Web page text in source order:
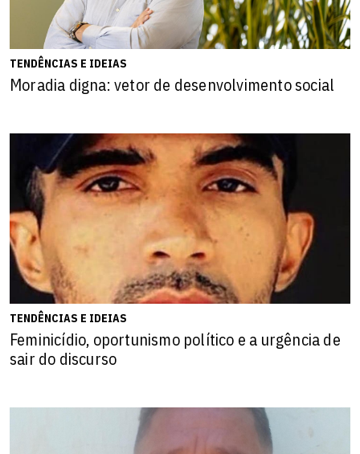
TENDÊNCIAS E IDEIAS
Moradia digna: vetor de desenvolvimento social
TENDÊNCIAS E IDEIAS
Feminicídio, oportunismo político e a urgência de
sair do discurso